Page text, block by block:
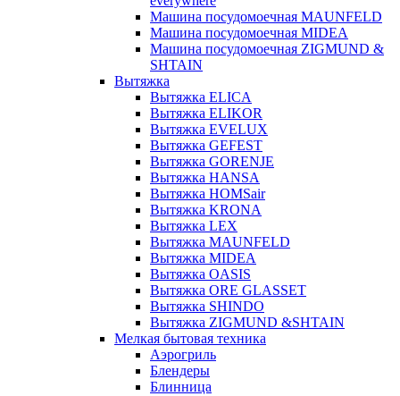
Машина посудомоечная MAUNFELD
Машина посудомоечная MIDEA
Машина посудомоечная ZIGMUND &
SHTAIN
Вытяжка
Вытяжка ELICA
Вытяжка ELIKOR
Вытяжка EVELUX
Вытяжка GEFEST
Вытяжка GORENJE
Вытяжка HANSA
Вытяжка HOMSair
Вытяжка KRONA
Вытяжка LEX
Вытяжка MAUNFELD
Вытяжка MIDEA
Вытяжка OASIS
Вытяжка ORE GLASSET
Вытяжка SHINDO
Вытяжка ZIGMUND &SHTAIN
Мелкая бытовая техника
Аэрогриль
Блендеры
Блинница